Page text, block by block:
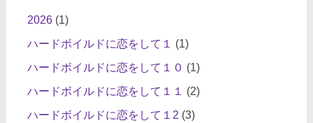
2026(1)
ハードボイルドに恋をして１
(1)
ハードボイルドに恋をして１０ (1)
ハードボイルドに恋をして１１
(2)
ハードボイルドに恋をして１2 (3)